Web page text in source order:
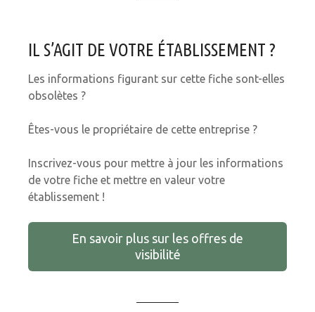
IL S’AGIT DE VOTRE ÉTABLISSEMENT ?
Les informations figurant sur cette fiche sont-elles
obsolètes ?
Êtes-vous le propriétaire de cette entreprise ?
Inscrivez-vous pour mettre à jour les informations
de votre fiche et mettre en valeur votre
établissement !
En savoir plus sur les offres de
visibilité